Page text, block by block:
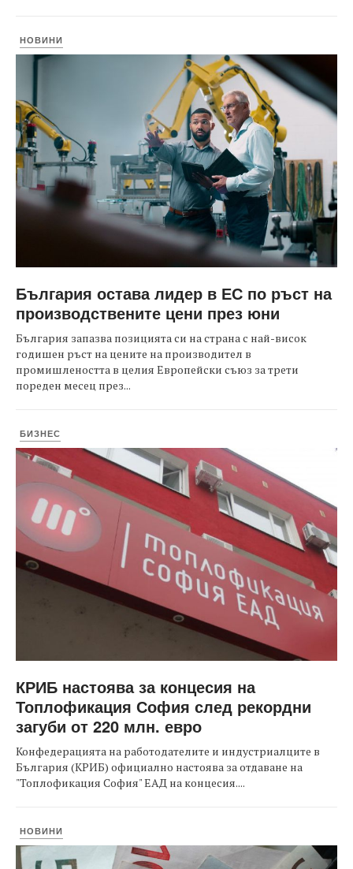
НОВИНИ
България остава лидер в ЕС по ръст на
производствените цени през юни
България запазва позицията си на страна с най-висок
годишен ръст на цените на производител в
промишлеността в целия Европейски съюз за трети
пореден месец през...
БИЗНЕС
КРИБ настоява за концесия на
Топлофикация София след рекордни
загуби от 220 млн. евро
Конфедерацията на работодателите и индустриалците в
България (КРИБ) официално настоява за отдаване на
"Топлофикация София" ЕАД на концесия....
НОВИНИ